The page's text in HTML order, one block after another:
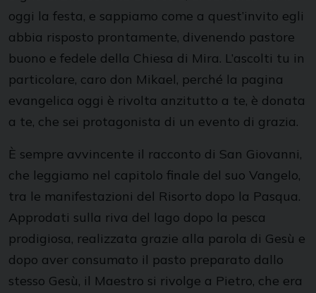
oggi la festa, e sappiamo come a quest’invito egli
abbia risposto prontamente, divenendo pastore
buono e fedele della Chiesa di Mira. L’ascolti tu in
particolare, caro don Mikael, perché la pagina
evangelica oggi è rivolta anzitutto a te, è donata
a te, che sei protagonista di un evento di grazia.
È sempre avvincente il racconto di San Giovanni,
che leggiamo nel capitolo finale del suo Vangelo,
tra le manifestazioni del Risorto dopo la Pasqua.
Approdati sulla riva del lago dopo la pesca
prodigiosa, realizzata grazie alla parola di Gesù e
dopo aver consumato il pasto preparato dallo
stesso Gesù, il Maestro si rivolge a Pietro, che era